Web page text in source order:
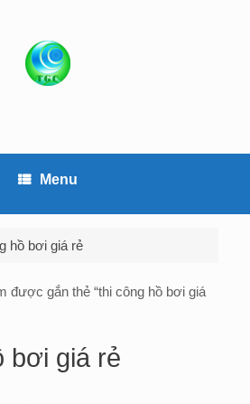
Menu
hồ bơi giá rẻ
được gắn thẻ “thi công hồ bơi giá
bơi giá rẻ